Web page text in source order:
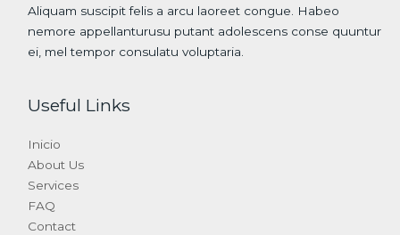
Aliquam suscipit felis a arcu laoreet congue. Habeo
nemore appellanturusu putant adolescens conse quuntur
ei, mel tempor consulatu voluptaria.
Useful Links
Inicio
About Us
Services
FAQ
Contact